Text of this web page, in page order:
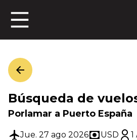
Búsqueda de
Porlamar a Puerto España
Jue. 27 ago 2026 USD